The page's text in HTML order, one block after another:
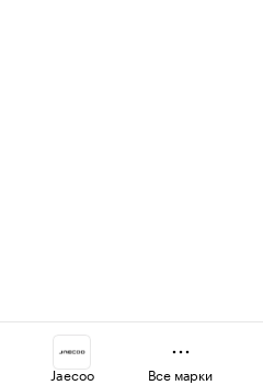
Jaecoo Все марки